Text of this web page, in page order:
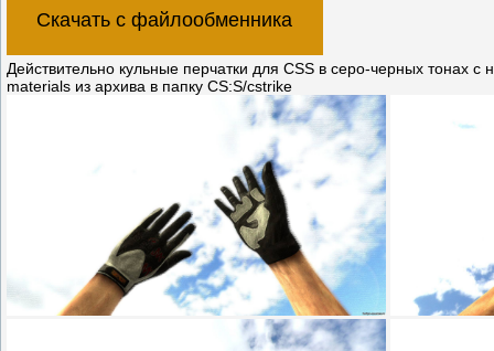
Скачать с файлообменника
Действительно кульные перчатки для CSS в серо-черных тонах
materials из архива в папку CS:S/cstrike